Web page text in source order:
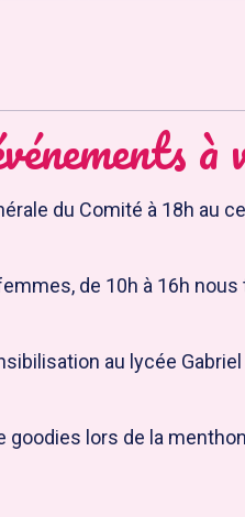
du Comité à 18h au
de 10h à 16h
au lycée Gabriel
lors de la